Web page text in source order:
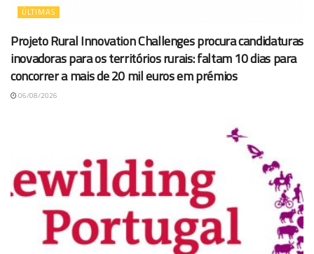
ÚLTIMAS
Projeto Rural Innovation Challenges procura candidaturas
inovadoras para os territórios rurais: faltam 10 dias para
concorrer a mais de 20 mil euros em prémios
06/08/2026